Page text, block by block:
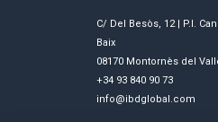
C/ Del Besòs, 12 | P.I.
Baix
08170 Montornès del
+34 93 840 90 73
info@ibdglobal.com